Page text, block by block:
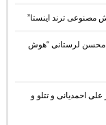
محسن لرستانی “هوش
احمدیانی و تتلو و